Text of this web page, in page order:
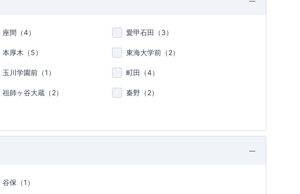
座間（4） 愛甲石田（3）
本厚木（5） 東海大学前（2）
玉川学園前（1 ） 町田（4）
祖師ヶ谷大蔵（2） 秦野（2）
谷保（1 ）